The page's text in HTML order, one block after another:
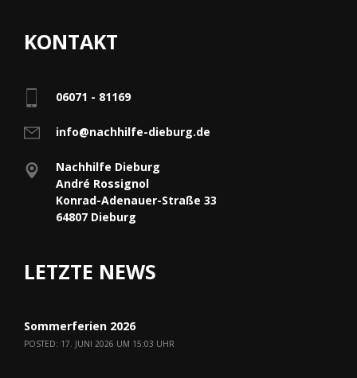
KONTAKT
06071 - 81169
info@nachhilfe-dieburg.de
Nachhilfe Dieburg
André Rossignol
Konrad-Adenauer-Straße 33
64807 Dieburg
LETZTE NEWS
Sommerferien 2026
POSTED: 17. JUNI 2026 UM 15:03 UHR